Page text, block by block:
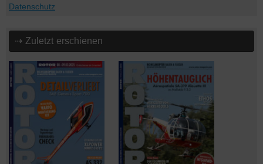
Datenschutz
⇢ Zuletzt erschienen